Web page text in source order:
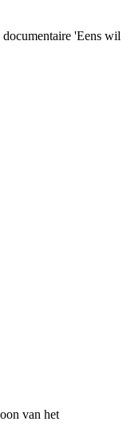
'Eens wil
van het